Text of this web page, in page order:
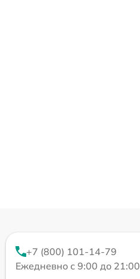
+7 (800) 101-14-79
Ежедневно с 9:00 до 21:00